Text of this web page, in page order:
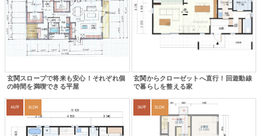
玄関スロープで将来も安心！それぞれ個
の時間を満喫できる平屋
玄関からクローゼットへ直行！回遊動線
で暮らしを整える家
46坪 3LDK 36坪 3LDK